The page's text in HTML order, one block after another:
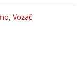
,Vozač